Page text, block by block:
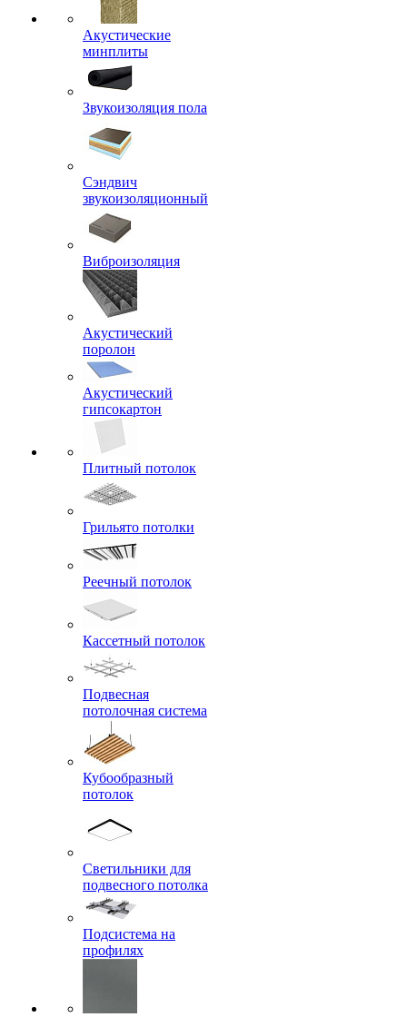
Акустические
минплиты
Звукоизоляция пола
Сэндвич
звукоизоляционный
Виброизоляция
Акустический
поролон
Акустический
гипсокартон
Плитный потолок
Грильято потолки
Реечный потолок
Кассетный потолок
Подвесная
потолочная система
Кубообразный
потолок
Светильники для
подвесного потолка
Подсистема на
профилях